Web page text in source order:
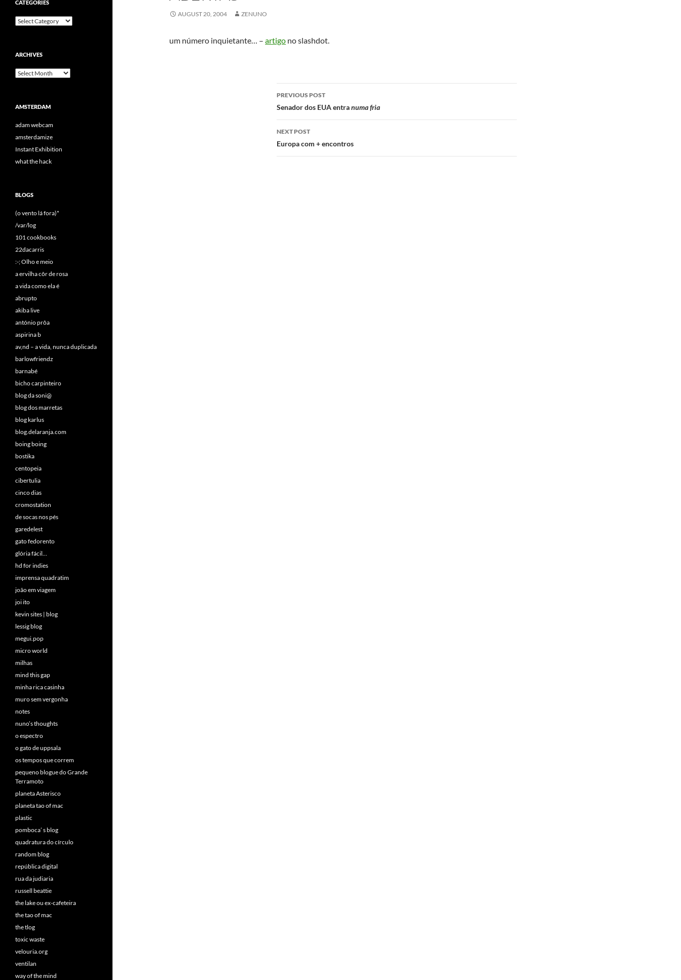
AUGUST 20, 2004 ZENUNO
um número inquietante… –artigo no slashdot.
Post
navigation
PREVIOUS POST
Senador dos EUA entranuma fria
NEXT POST
Europa com + encontros
CATEGORIES
Categories
ARCHIVES
Archives
AMSTERDAM
adam webcam
amsterdamize
Instant Exhibition
what the hack
BLOGS
(o vento lá fora)*
/var/log
101 cookbooks
22dacarris
:-; Olho e meio
a ervilha côr de rosa
a vida como ela é
abrupto
akiba live
antónio prôa
aspirina b
av,nd – a vida, nunca duplicada
barlowfriendz
barnabé
bicho carpinteiro
blog da soni@
blog dos marretas
blog karlus
blog.delaranja.com
boing boing
bostika
centopeia
cibertulia
cinco dias
cromostation
de socas nos pés
garedelest
gato fedorento
glória fácil…
hd for indies
imprensa quadratim
joão em viagem
joi ito
kevin sites | blog
lessig blog
megui.pop
micro world
milhas
mind this gap
minha rica casinha
muro sem vergonha
notes
nuno’s thoughts
o espectro
o gato de uppsala
os tempos que correm
pequeno blogue do Grande
Terramoto
planeta Asterisco
planeta tao of mac
plastic
pomboca’ s blog
quadratura do círculo
random blog
república digital
rua da judiaria
russell beattie
the lake ou ex-cafeteira
the tao of mac
the tlog
toxic waste
velouria.org
ventilan
way of the mind